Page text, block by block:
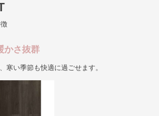
かさ抜群
寒い季節も快適に過ごせます。